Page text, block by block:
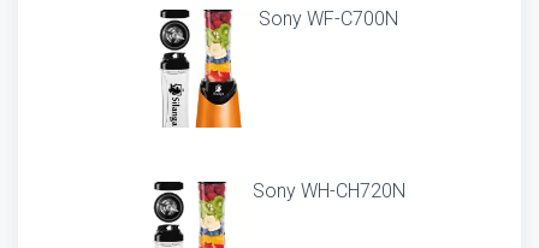
Sony WF-C700N
Sony WH-CH720N